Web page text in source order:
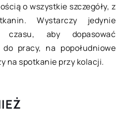
o wszystkie szczegóły, z
Wystarczy jedynie
aby dopasować
pracy, na popołudniowe
na spotkanie przy kolacji.